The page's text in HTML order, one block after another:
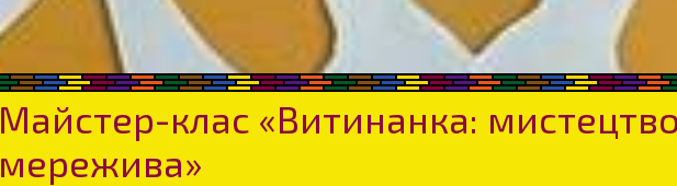
Майстер-клас «Витинанка:
мережива»